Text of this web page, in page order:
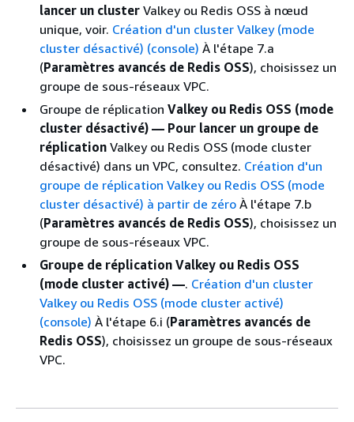
lancer un cluster Valkey ou Redis OSS à nœud
unique, voir. Création d'un cluster Valkey (mode
cluster désactivé) (console) À l'étape 7.a
(Paramètres avancés de Redis OSS), choisissez un
groupe de sous-réseaux VPC.
Groupe de réplication Valkey ou Redis OSS (mode
cluster désactivé) — Pour lancer un groupe de
réplication Valkey ou Redis OSS (mode cluster
désactivé) dans un VPC, consultez. Création d'un
groupe de réplication Valkey ou Redis OSS (mode
cluster désactivé) à partir de zéro À l'étape 7.b
(Paramètres avancés de Redis OSS), choisissez un
groupe de sous-réseaux VPC.
Groupe de réplication Valkey ou Redis OSS
(mode cluster activé) —. Création d'un cluster
Valkey ou Redis OSS (mode cluster activé)
(console) À l'étape 6.i (Paramètres avancés de
Redis OSS), choisissez un groupe de sous-réseaux
VPC.